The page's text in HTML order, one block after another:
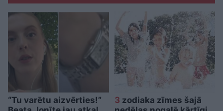
“Tu varētu aizvērties!”
3 zodiaka zīmes šajā